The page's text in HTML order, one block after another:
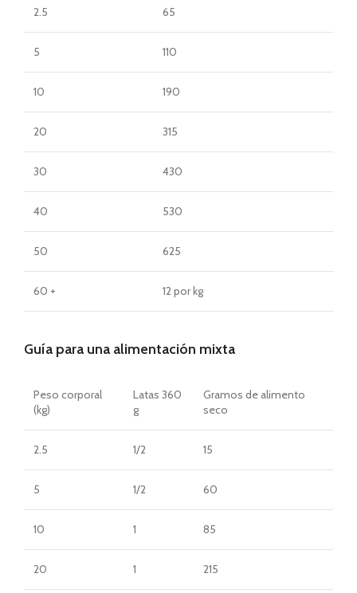
2.5 65
5 110
10 190
20 315
30 430
40 530
50 625
60 + 12 por kg
Guía para una alimentación mixta
Peso corporal
(kg)
Latas 360
g
Gramos de alimento
seco
2.5 1/2 15
5 1/2 60
10 1 85
20 1 215